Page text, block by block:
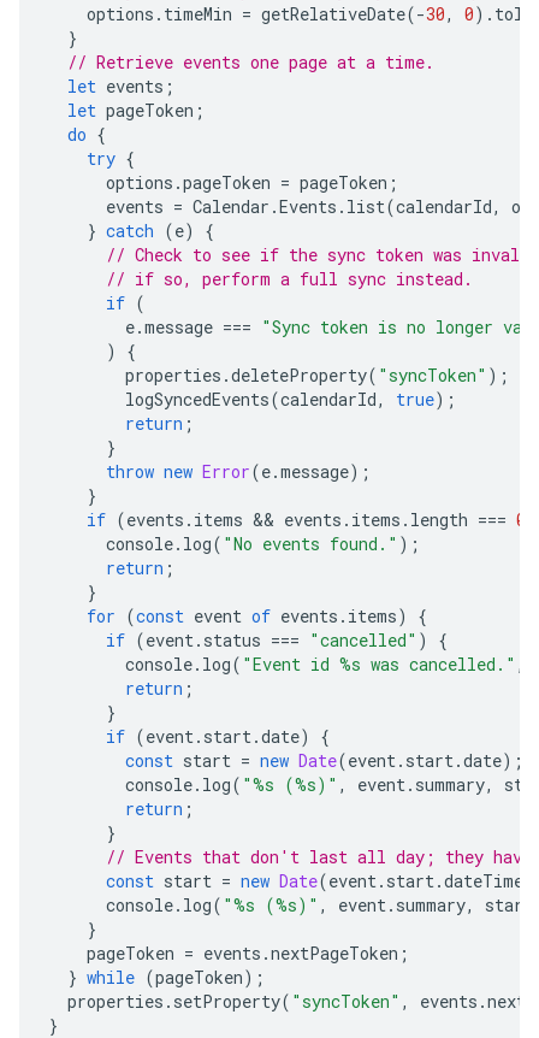
options . timeMin = getRelativeDate(-30, 0).
}
// Retrieve events one page at a time.
let events ;
let pageToken ;
do {
try {
options .pageToken = pageToken ;
events = Calendar .Events . list(calendarId,
} catch (e)
{
// Check to see if the sync token was
// if so, perform a full sync instead.
if (
e.message === "Sync token is no longer
)
{
properties .deleteProperty( "syncToken" );
logSyncedEvents(calendarId, true);
return ;
}
throw new Error(e.message);
}
if (events . items && events . items . length === 0
console. log( "No events found." );
return ;
}
for (const event of events . items)
{
if (event. status === "cancelled" )
{
console. log( "Event id %s was cancelled." ,
return ;
}
if (event. start.date)
{
const start = new Date(event. start.date);
console. log( "%s (%s)" , event. summary,
return ;
}
// Events that don't last all day; they
const start = new Date(event. start.dateTime
console. log( "%s (%s)" , event. summary, start
}
pageToken = events .nextPageToken ;
} while (pageToken);
properties . setProperty( "syncToken" , events .
}